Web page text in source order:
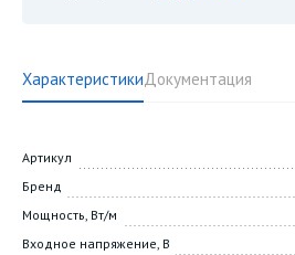
ХарактеристикиДокументация
Артикул
Бренд
Мощность, Вт/м
Входное напряжение, В